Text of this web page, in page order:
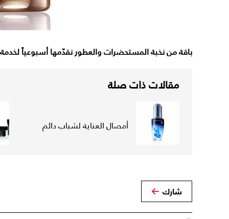
باقة من نخبة المستحضرات والعطور نقدّمها أسبوعياً
مقالات ذات صلة
أمصال العناية لشباب دائم
شارك